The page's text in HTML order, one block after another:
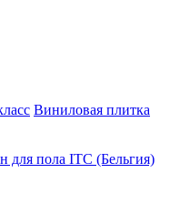
Виниловая плитка
для пола ITC (Бельгия)